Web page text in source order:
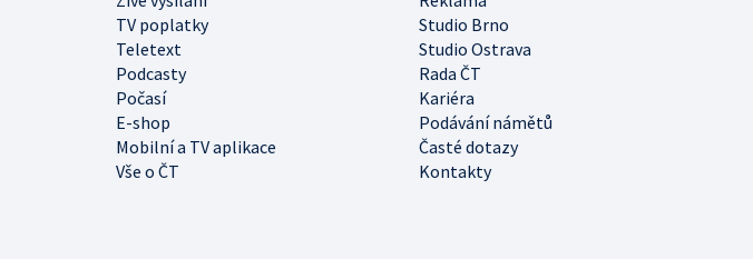
TV poplatky
Studio Brno
Teletext
Studio Ostrava
Podcasty
Rada ČT
Počasí
Kariéra
E-shop
Podávání námětů
Mobilní a TV aplikace
Časté dotazy
Vše o ČT
Kontakty